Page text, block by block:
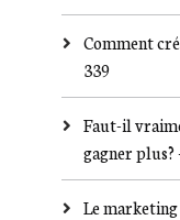
Comment
339
Faut-il
gagner plus?
Le